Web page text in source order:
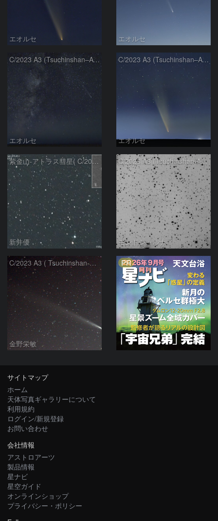
エオルセ エオルセ
C/2023 A3 (Tsuchinshan–ATLAS)と天の川
エオルセ
C/2023 A3 (Tsuchinshan–ATLAS)
エオルセ
紫金山-アトラス彗星( C/2023A3 )：2025/09/16
新井優
C/2023 A3 (Tsuchinshan-ATLAS)
モンドシャルナ
C/2023 A3 ( Tsuchinshan-ATLAS )
金野栄敏
PR
サイトマップ
ホーム
天体写真ギャラリーについて
利用規約
ログイン/新規登録
お問い合わせ
会社情報
アストロアーツ
製品情報
星ナビ
星空ガイド
オンラインショップ
プライバシー・ポリシー